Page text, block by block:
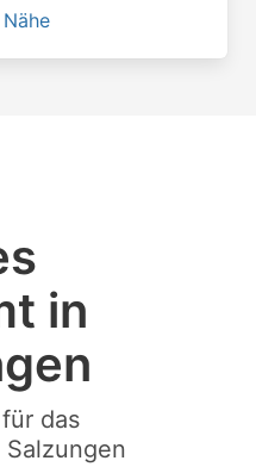
in
das